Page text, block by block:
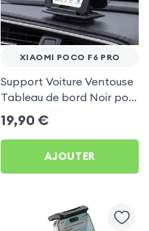
XIAOMI POCO F6 PRO
Support Voiture Ventouse
Tableau de bord Noir pour
Xiaomi Poco F6 Pro
19,90 €
AJOUTER